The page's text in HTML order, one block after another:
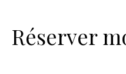
Réserver